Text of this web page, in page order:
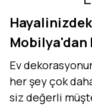
Ev
her şey çok
siz değerli